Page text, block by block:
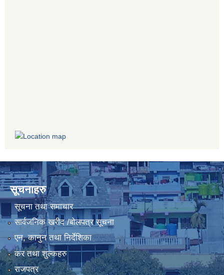
सूचनाहरु
सूचना तथा समाचार
सार्वजनिक खरीद /बोलपत्र सूचना
एन, कानुन तथा निर्देशिका
कर तथा शुल्कहरु
राजपत्र